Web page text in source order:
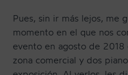
Pues, sin ir más lejos, me
momento en el que nos
evento en agosto de
zona comercial y dos